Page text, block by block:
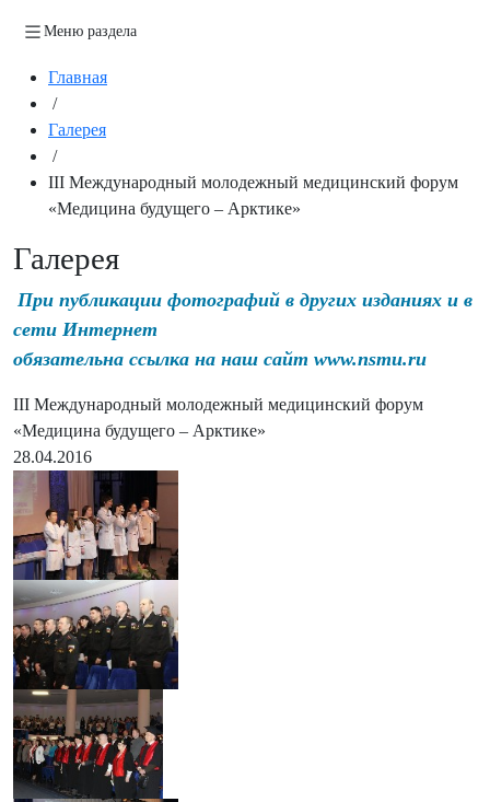
Меню раздела
Главная
/
Галерея
/
III Международный молодежный медицинский форум
«Медицина будущего – Арктике»
Галерея
При публикации фотографий в других изданиях и в
сети Интернет
обязательна ссылка на наш сайт www.nsmu.ru
III Международный молодежный медицинский форум
«Медицина будущего – Арктике»
28.04.2016